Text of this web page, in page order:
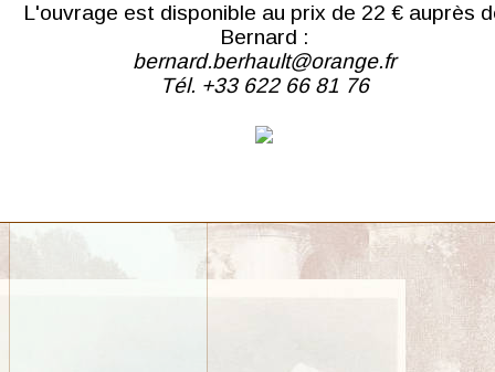
Trois-Épis
L'ouvrage est disponible au prix de 22 € auprès
Bernard :
bernard.berhault@orange.fr
Tél. +33 622 66 81 76